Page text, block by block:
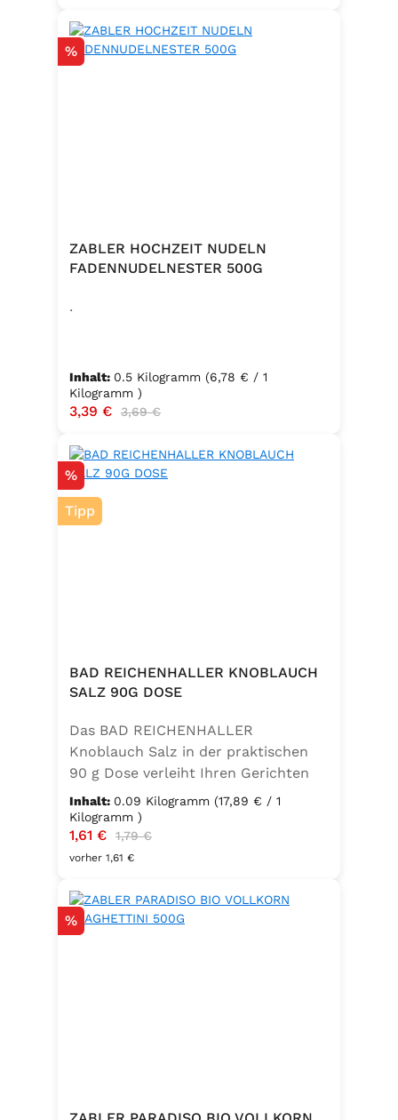
Rabatt
%
ZABLER HOCHZEIT NUDELN
FADENNUDELNESTER 500G
.
Inhalt: 0.5 Kilogramm (6,78 € / 1
Kilogramm )
Verkaufspreis:
3,39 € Regulärer Preis:
3,69 €
Rabatt
%
Tipp
BAD REICHENHALLER KNOBLAUCH
SALZ 90G DOSE
Das BAD REICHENHALLER
Knoblauch Salz in der praktischen
90 g Dose verleiht Ihren Gerichten
einen vollmundigen, aromatischen
Knoblauchgeschmack. Hergestellt
ohne Geschmacksverstärker, zu 100
% vegan und glutenfrei – ideal für
zum Würzen von Pasta, Fleisch,
Fisch, Gemüse und mediterranen
Inhalt: 0.09 Kilogramm (17,89 € / 1
Kilogramm )
Verkaufspreis:
1,61 € Regulärer Preis:
1,79 €
vorher 1,61 €
Rabatt
%